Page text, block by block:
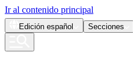
Ir al contenido principal
Edición español Secciones